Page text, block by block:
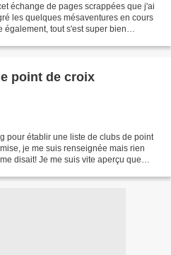
échange de pages scrappées que j'ai
les quelques mésaventures en cours
également, tout s'est super bien
point de croix
pour établir une liste de clubs de point
je me suis renseignée mais rien
disait! Je me suis vite aperçu que